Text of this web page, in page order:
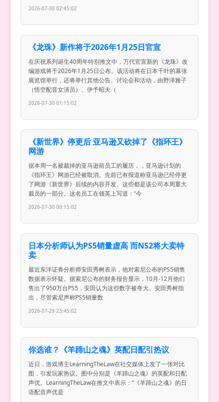
2026-07-30 02:45:02
《龙珠》新作将于2026年1月25日官宣
在庆祝系列诞生40周年特别推文中，万代官宣新的《龙珠》改
编游戏将于2026年1月25日公布。该活动将在日本千叶的幕张
展览馆举行，还将举行其他公告、讨论会和活动，由野泽雅子
（悟空配音女演员）、伊予昭夫（
2026-07-30 01:15:02
《新世界》停更后 亚马逊又砍掉了《指环王》
网游
据本周一名被裁掉的亚马逊前员工的履历，，亚马逊计划的
《指环王》网游已经被取消。先前已有报道称亚马逊已经停更
了网游《新世界》后续的内容开发。这些都是该公司本周重大
裁员的一部分。这名员工在领英上写道：“今
2026-07-30 00:15:02
日本分析师认为PS5销量虚高 而NS2将大卖特
卖
最近东洋证券分析师安田秀树表示，他对索尼公布的PS5销售
数据表示怀疑。据索尼公布的财务报告显示，10月-12月他们
售出了950万台PS5，安田认为这些数字被夸大。安田秀树指
出，尽管索尼声称PS5销量数
2026-07-29 23:45:02
你选谁？《羊蹄山之魂》英配日配引热议
近日，游戏博主LearningTheLaw在社交媒体上发了一张对比
图，引发玩家热议。图中分别是《羊蹄山之魂》的英配和日配
声优。LearningTheLaw在推文中表示：“《羊蹄山之魂》的日
语配音声优是